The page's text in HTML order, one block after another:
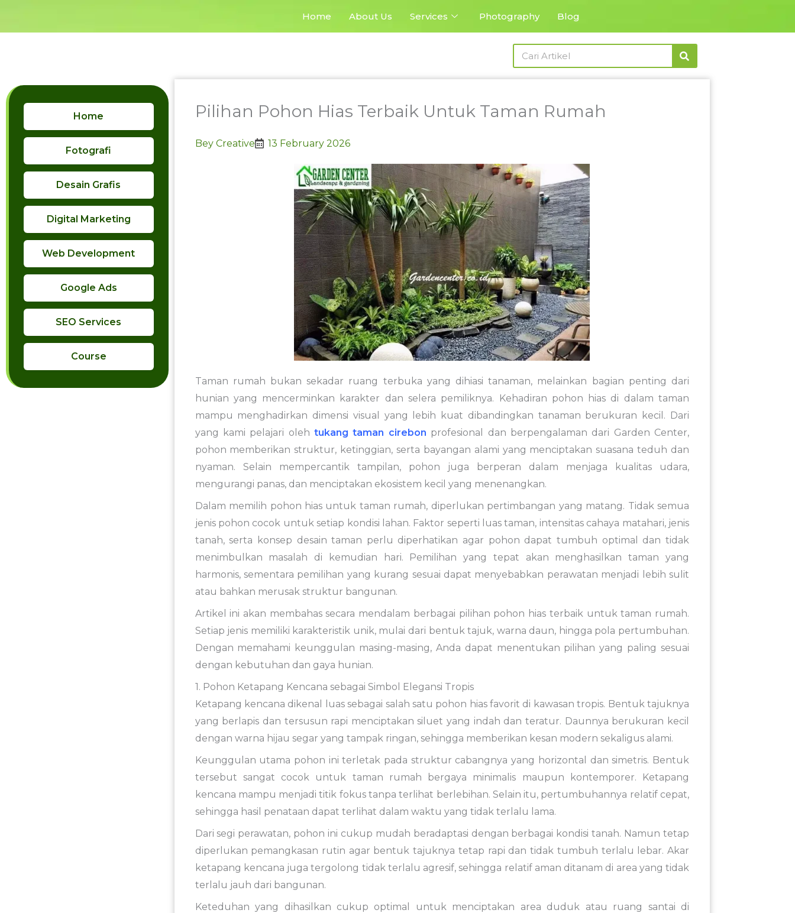
Home About Us Services Photography Blog
Search
Home
Fotografi
Desain Grafis
Digital Marketing
Web Development
Google Ads
SEO Services
Course
Pilihan Pohon Hias Terbaik Untuk Taman Rumah
Bey Creative 13 February 2026
Taman rumah bukan sekadar ruang terbuka yang dihiasi tanaman, melainkan bagian penting dari
hunian yang mencerminkan karakter dan selera pemiliknya. Kehadiran pohon hias di dalam taman
mampu menghadirkan dimensi visual yang lebih kuat dibandingkan tanaman berukuran kecil. Dari
yang kami pelajari olehtukang taman cirebon profesional dan berpengalaman dari Garden Center,
pohon memberikan struktur, ketinggian, serta bayangan alami yang menciptakan suasana teduh dan
nyaman. Selain mempercantik tampilan, pohon juga berperan dalam menjaga kualitas udara,
mengurangi panas, dan menciptakan ekosistem kecil yang menenangkan.
Dalam memilih pohon hias untuk taman rumah, diperlukan pertimbangan yang matang. Tidak semua
jenis pohon cocok untuk setiap kondisi lahan. Faktor seperti luas taman, intensitas cahaya matahari, jenis
tanah, serta konsep desain taman perlu diperhatikan agar pohon dapat tumbuh optimal dan tidak
menimbulkan masalah di kemudian hari. Pemilihan yang tepat akan menghasilkan taman yang
harmonis, sementara pemilihan yang kurang sesuai dapat menyebabkan perawatan menjadi lebih sulit
atau bahkan merusak struktur bangunan.
Artikel ini akan membahas secara mendalam berbagai pilihan pohon hias terbaik untuk taman rumah.
Setiap jenis memiliki karakteristik unik, mulai dari bentuk tajuk, warna daun, hingga pola pertumbuhan.
Dengan memahami keunggulan masing-masing, Anda dapat menentukan pilihan yang paling sesuai
dengan kebutuhan dan gaya hunian.
1. Pohon Ketapang Kencana sebagai Simbol Elegansi Tropis
Ketapang kencana dikenal luas sebagai salah satu pohon hias favorit di kawasan tropis. Bentuk tajuknya
yang berlapis dan tersusun rapi menciptakan siluet yang indah dan teratur. Daunnya berukuran kecil
dengan warna hijau segar yang tampak ringan, sehingga memberikan kesan modern sekaligus alami.
Keunggulan utama pohon ini terletak pada struktur cabangnya yang horizontal dan simetris. Bentuk
tersebut sangat cocok untuk taman rumah bergaya minimalis maupun kontemporer. Ketapang
kencana mampu menjadi titik fokus tanpa terlihat berlebihan. Selain itu, pertumbuhannya relatif cepat,
sehingga hasil penataan dapat terlihat dalam waktu yang tidak terlalu lama.
Dari segi perawatan, pohon ini cukup mudah beradaptasi dengan berbagai kondisi tanah. Namun tetap
diperlukan pemangkasan rutin agar bentuk tajuknya tetap rapi dan tidak tumbuh terlalu lebar. Akar
ketapang kencana juga tergolong tidak terlalu agresif, sehingga relatif aman ditanam di area yang tidak
terlalu jauh dari bangunan.
Keteduhan yang dihasilkan cukup optimal untuk menciptakan area duduk atau ruang santai di